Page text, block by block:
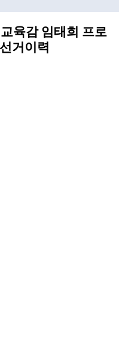
육감 임태희 프로
거이력